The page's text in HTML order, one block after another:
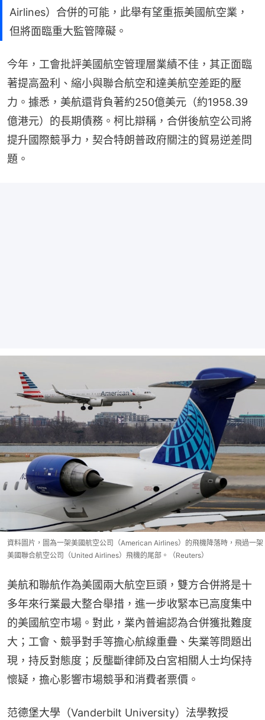
Airlines）合併的可能，此舉有望重振美國航空業，
但將面臨重大監管障礙。
今年，工會批評美國航空管理層業績不佳，其正面臨
著提高盈利、縮小與聯合航空和達美航空差距的壓
力。據悉，美航還背負著約250億美元（約1958.39
億港元）的長期債務。柯比辯稱，合併後航空公司將
提升國際競爭力，契合特朗普政府關注的貿易逆差問
題。
資料圖片，圖為一架美國航空公司（American Airlines）的飛機降落時，飛過一架
美國聯合航空公司（United Airlines）飛機的尾部。（Reuters）
美航和聯航作為美國兩大航空巨頭，雙方合併將是十
多年來行業最大整合舉措，進一步收緊本已高度集中
的美國航空市場。對此，業內普遍認為合併獲批難度
大；工會、競爭對手等擔心航線重疊、失業等問題出
現，持反對態度；反壟斷律師及白宮相關人士均保持
懷疑，擔心影響市場競爭和消費者票價。
范德堡大學（Vanderbilt University）法學教授